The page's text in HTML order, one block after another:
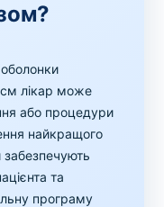
оболонки
лікар може
або процедури
найкращого
забезпечують
та
програму